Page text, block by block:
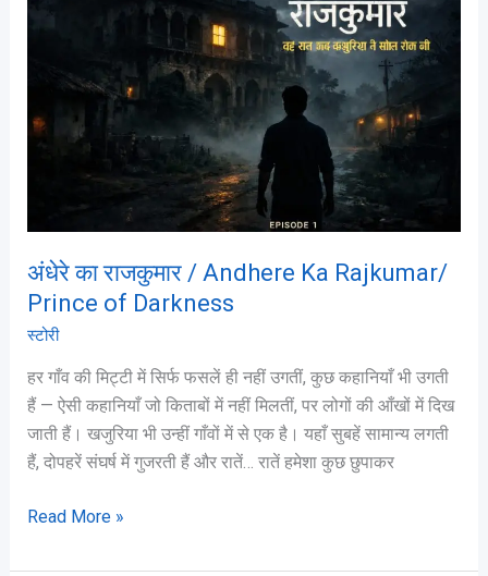
अंधेरे का राजकुमार / Andhere Ka Rajkumar/
Prince of Darkness
स्टोरी
हर गाँव की मिट्टी में सिर्फ फसलें ही नहीं उगतीं, कुछ कहानियाँ भी उगती
हैं — ऐसी कहानियाँ जो किताबों में नहीं मिलतीं, पर लोगों की आँखों में दिख
जाती हैं। खजुरिया भी उन्हीं गाँवों में से एक है। यहाँ सुबहें सामान्य लगती
हैं, दोपहरें संघर्ष में गुजरती हैं और रातें… रातें हमेशा कुछ छुपाकर
राजकुमार
Rajkumar/
Darkness
Read More »